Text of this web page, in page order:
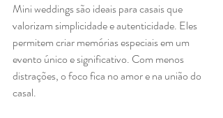
Mini weddings são ideais para casais que
valorizam simplicidade e autenticidade. Eles
permitem criar memórias especiais em um
evento único e significativo. Com menos
distrações, o foco fica no amor e na união do
casal.